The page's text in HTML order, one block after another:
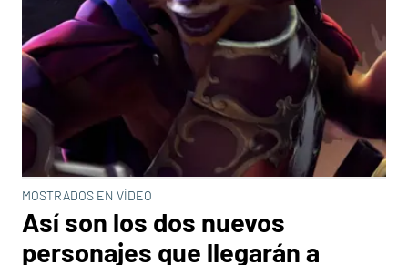
MOSTRADOS EN VÍDEO
Así son los dos nuevos
personajes que llegarán a